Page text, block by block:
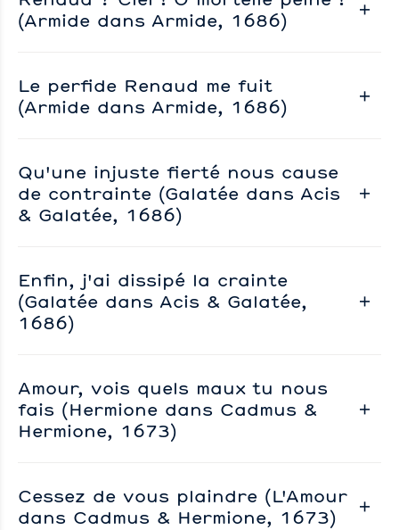
(Armide dans Armide, 1686)
Le perfide Renaud me fuit
(Armide dans Armide, 1686)
Qu'une injuste fierté nous cause
de contrainte (Galatée dans Acis
& Galatée, 1686)
Enfin, j'ai dissipé la crainte
(Galatée dans Acis & Galatée,
1686)
Amour, vois quels maux tu nous
fais (Hermione dans Cadmus &
Hermione, 1673)
Cessez de vous plaindre (L'Amour
dans Cadmus & Hermione, 1673)